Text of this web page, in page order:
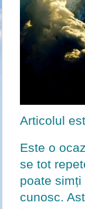
Articolul
Este o
se tot
poate
cunosc.